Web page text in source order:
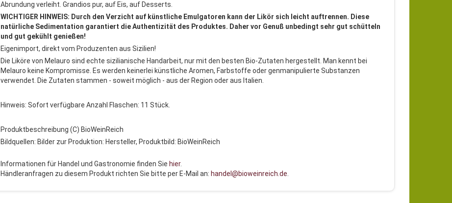
Abrundung verleiht. Grandios pur, auf Eis, auf Desserts.
WICHTIGER HINWEIS: Durch den Verzicht auf künstliche Emulgatoren kann der Likör sich leicht auftrennen. Diese
natürliche Sedimentation garantiert die Authentizität des Produktes. Daher vor Genuß unbedingt sehr gut schütteln
und gut gekühlt genießen!
Eigenimport, direkt vom Produzenten aus Sizilien!
Die Liköre von Melauro sind echte sizilianische Handarbeit, nur mit den besten Bio-Zutaten hergestellt. Man kennt bei
Melauro keine Kompromisse. Es werden keinerlei künstliche Aromen, Farbstoffe oder genmanipulierte Substanzen
verwendet. Die Zutaten stammen - soweit möglich - aus der Region oder aus Italien.
Hinweis: Sofort verfügbare Anzahl Flaschen: 11 Stück.
Produktbeschreibung (C) BioWeinReich
Bildquellen: Bilder zur Produktion: Hersteller, Produktbild: BioWeinReich
Informationen für Handel und Gastronomie finden Sie hier.
Händleranfragen zu diesem Produkt richten Sie bitte per E-Mail an: handel@bioweinreich.de